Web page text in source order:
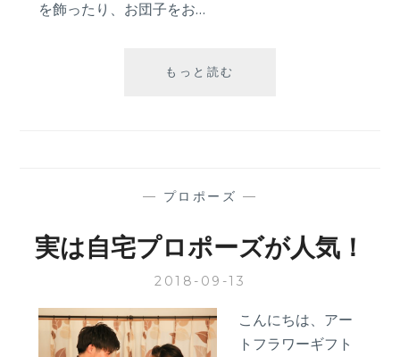
を飾ったり、お団子をお…
もっと読む
子、
ポ
ズ
関
係
— プロポーズ —
実は自宅プロポーズが人気！
2018-09-13
こんにちは、アー
トフラワーギフト